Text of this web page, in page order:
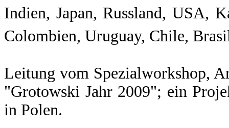
Indien, Japan, Russland, USA,
Colombien, Uruguay, Chile,
Leitung vom Spezialworkshop,
"Grotowski Jahr 2009"; ein
in Polen.